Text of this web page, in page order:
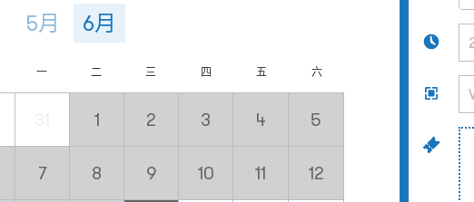
5月 6月
一 二 三 四 五 六
1 2 3 4 5
7 8 9 10 11 12